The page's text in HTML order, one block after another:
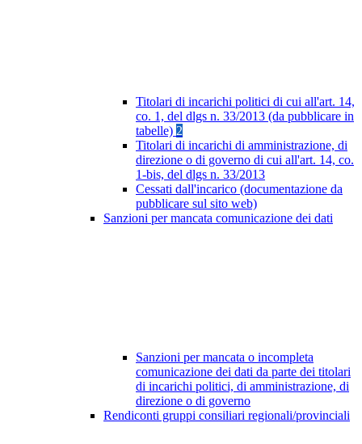
Titolari di incarichi politici di cui all'art. 14,
co. 1, del dlgs n. 33/2013 (da pubblicare in
tabelle) 2
Titolari di incarichi di amministrazione, di
direzione o di governo di cui all'art. 14, co.
1-bis, del dlgs n. 33/2013
Cessati dall'incarico (documentazione da
pubblicare sul sito web)
Sanzioni per mancata comunicazione dei dati
Sanzioni per mancata o incompleta
comunicazione dei dati da parte dei titolari
di incarichi politici, di amministrazione, di
direzione o di governo
Rendiconti gruppi consiliari regionali/provinciali